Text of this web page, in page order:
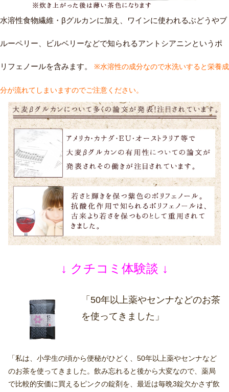
水溶性食物繊維・βグルカンに加え、ワインに使われるぶどうやブ
ルーペリー、ビルベリーなどで知られるアントシアニンというポ
リフェノールを含みます。 ※水溶性の成分なので水洗いすると栄養成
分が流れてしまいますのでご注意ください。
「50年以上薬やセンナなどのお茶
を使ってきました」